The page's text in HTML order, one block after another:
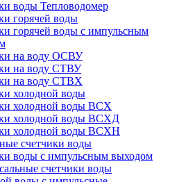
воды Тепловодомер
горячей воды
горячей воды с импульсным
на воду ОСВУ
на воду СТВУ
на воду СТВХ
холодной воды
холодной воды ВСХ
холодной воды ВСХД
холодной воды ВСХН
счетчики воды
воды с импульсным выходом
счетчики воды